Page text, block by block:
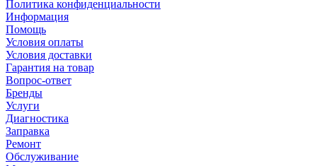
Политика конфиденциальности
Информация
Помощь
Условия оплаты
Условия доставки
Гарантия на товар
Вопрос-ответ
Бренды
Услуги
Диагностика
Заправка
Ремонт
Обслуживание